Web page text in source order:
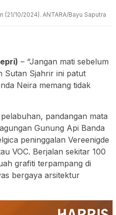
(21/10/2024). ANTARA/Bayu Saputra
– “Jangan mati sebelum
Sutan Sjahrir ini patut
Neira memang tidak
pandangan mata
Gunung Api Banda
peninggalan Vereenigde
VOC. Berjalan sekitar 100
grafiti terpampang di
bergaya arsitektur